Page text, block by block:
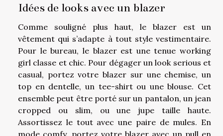
Idées de looks avec un blazer
Comme souligné plus haut, le blazer est un
vêtement qui s’adapte à tout style vestimentaire.
Pour le bureau, le blazer est une tenue working
girl classe et chic. Pour dégager un look serious et
casual, portez votre blazer sur une chemise, un
top en dentelle, un tee-shirt ou une blouse. Cet
ensemble peut être porté sur un pantalon, un jean
cropped ou slim, ou une jupe taille haute.
Assortissez le tout avec une paire de mules. En